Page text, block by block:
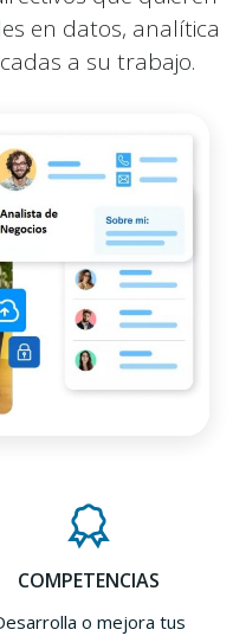
en datos, analítica
a su trabajo.
COMPETENCIAS
o mejora tus